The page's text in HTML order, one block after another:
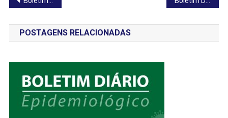
de
Post
POSTAGENS RELACIONADAS